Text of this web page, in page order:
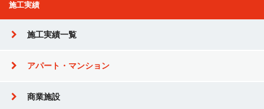
施工実績
施工実績一覧
アパート・マンション
商業施設